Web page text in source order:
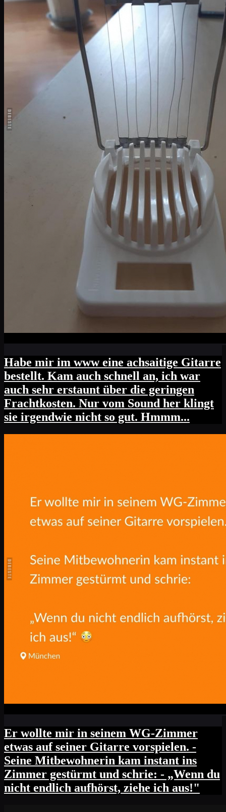
Habe mir im www eine achsaitige Gitarre
bestellt. Kam auch schnell an, ich war
auch sehr erstaunt über die geringen
Frachtkosten. Nur vom Sound her klingt
sie irgendwie nicht so gut. Hmmm...
Er wollte mir in seinem WG-Zimmer
etwas auf seiner Gitarre vorspielen. -
Seine Mitbewohnerin kam instant ins
Zimmer gestürmt und schrie: - „Wenn du
nicht endlich aufhörst, ziehe ich aus!"